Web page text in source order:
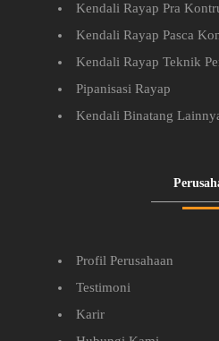
Kendali Rayap Pra
Kendali Rayap Pasca
Kendali Rayap Teknik
Pipanisasi Rayap
Kendali Binatang
Profil Perusahaan
Testimoni
Karir